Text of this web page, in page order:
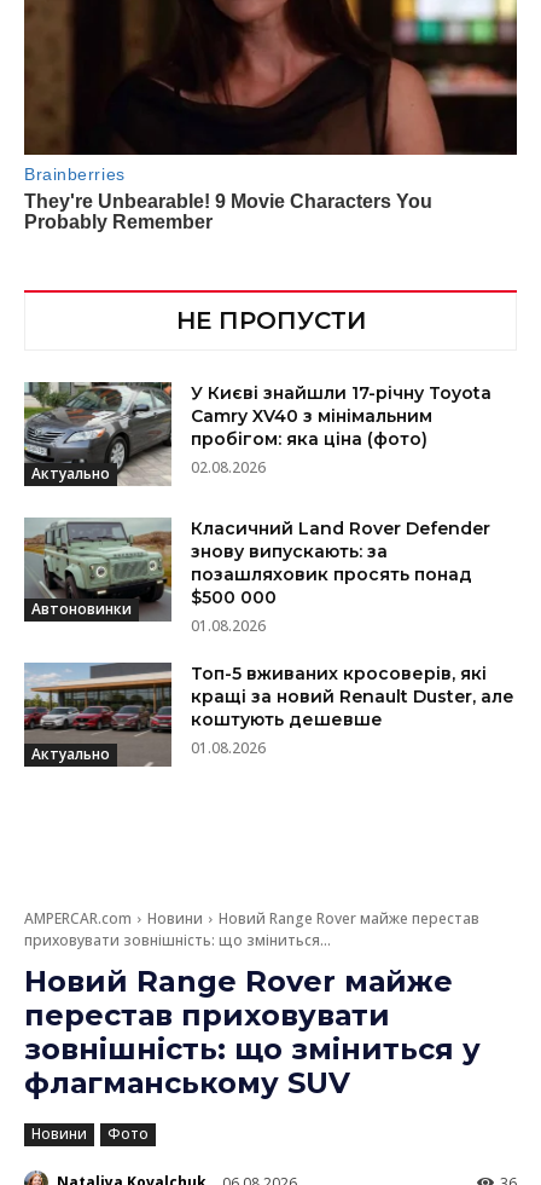
НЕ ПРОПУСТИ
Актуально
У Києві знайшли 17-річну Toyota
Camry XV40 з мінімальним
пробігом: яка ціна (фото)
02.08.2026
Автоновинки
Класичний Land Rover Defender
знову випускають: за
позашляховик просять понад
$500 000
01.08.2026
Актуально
Топ-5 вживаних кросоверів, які
кращі за новий Renault Duster, але
коштують дешевше
01.08.2026